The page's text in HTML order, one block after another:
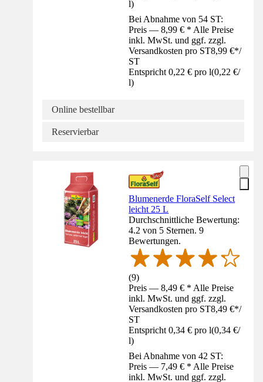
l)
Bei Abnahme von 54 ST:
Preis — 8,99 € * Alle Preise
inkl. MwSt. und ggf. zzgl.
Versandkosten pro ST8,99 €*/
ST
Entspricht 0,22 € pro l(0,22 €/
l)
Online bestellbar
Reservierbar
Blumenerde FloraSelf Select
leicht 25 L
Durchschnittliche Bewertung:
4.2 von 5 Sternen. 9
Bewertungen.
(9)
Preis — 8,49 € * Alle Preise
inkl. MwSt. und ggf. zzgl.
Versandkosten pro ST8,49 €*/
ST
Entspricht 0,34 € pro l(0,34 €/
l)
Bei Abnahme von 42 ST:
Preis — 7,49 € * Alle Preise
inkl. MwSt. und ggf. zzgl.